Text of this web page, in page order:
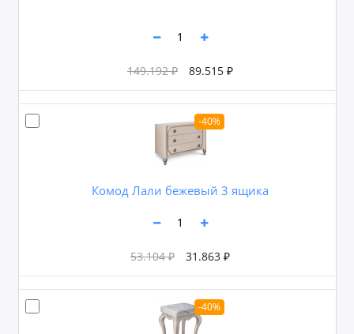
149.192 ₽ 89.515 ₽
-40%
Комод Лали бежевый 3 ящика
53.104 ₽ 31.863 ₽
-40%